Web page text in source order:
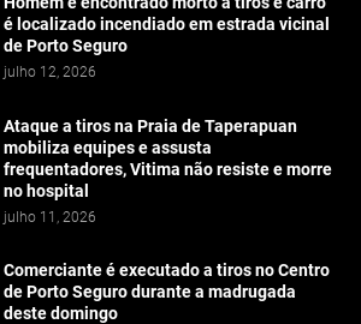
é localizado incendiado em estrada vicinal
de Porto Seguro
julho 12, 2026
Ataque a tiros na Praia de Taperapuan
mobiliza equipes e assusta
frequentadores, Vitima não resiste e morre
no hospital
julho 11, 2026
Comerciante é executado a tiros no Centro
de Porto Seguro durante a madrugada
deste domingo